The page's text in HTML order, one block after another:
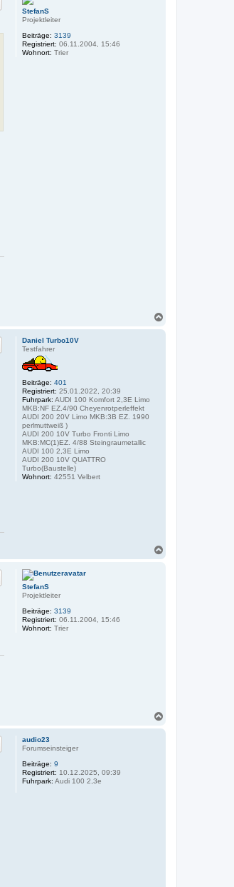
StefanS
Projektleiter
Beiträge: 3139
Registriert: 06.11.2004, 15:46
Wohnort: Trier
Daniel Turbo10V
Testfahrer
Beiträge: 401
Registriert: 25.01.2022, 20:39
Fuhrpark: AUDI 100 Komfort 2,3E Limo
MKB:NF EZ.4/90 Cheyenrotperleffekt
AUDI 200 20V Limo MKB:3B EZ. 1990
perlmuttweiß )
AUDI 200 10V Turbo Fronti Limo
MKB:MC(1)EZ. 4/88 Steingraumetallic
AUDI 100 2,3E Limo
AUDI 200 10V QUATTRO
Turbo(Baustelle)
Wohnort: 42551 Velbert
StefanS
Projektleiter
Beiträge: 3139
Registriert: 06.11.2004, 15:46
Wohnort: Trier
audio23
Forumseinsteiger
Beiträge: 9
Registriert: 10.12.2025, 09:39
Fuhrpark: Audi 100 2,3e